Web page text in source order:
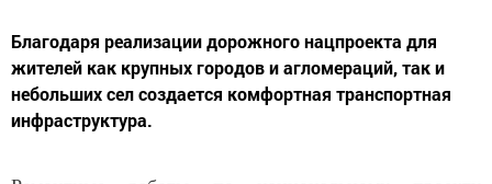
Благодаря реализации дорожного нацпроекта для
жителей как крупных городов и агломераций, так и
небольших сел создается комфортная транспортная
инфраструктура.